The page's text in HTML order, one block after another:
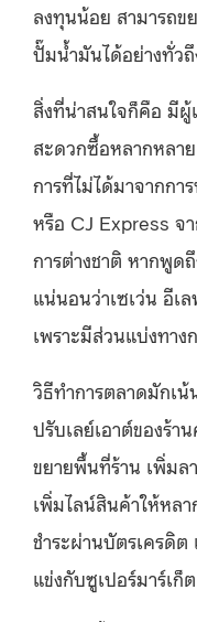
ลงทุนน้อย สามารถข
ปั๊มน้ำมันได้อย่างทั่วถึ
สิ่งที่น่าสนใจก็คือ มีผู้
สะดวกซื้อหลากหลา
การที่ไม่ได้มาจากก
หรือ CJ Express จ
การต่างชาติ หากพูด
แน่นอนว่าเซเว่น อีเ
เพราะมีส่วนแบ่งทา
วิธีทำการตลาดมักเน้
ปรับเลย์เอาต์ของร้
ขยายพื้นที่ร้าน เพิ่มล
เพิ่มไลน์สินค้าให้หล
ชำระผ่านบัตรเครดิ
แข่งกับซูเปอร์มาร์เก็ต